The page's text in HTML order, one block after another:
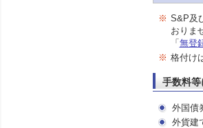
※ S&P及
おりま
「 無登
※ 格付け
手数料
外国債
外貨建